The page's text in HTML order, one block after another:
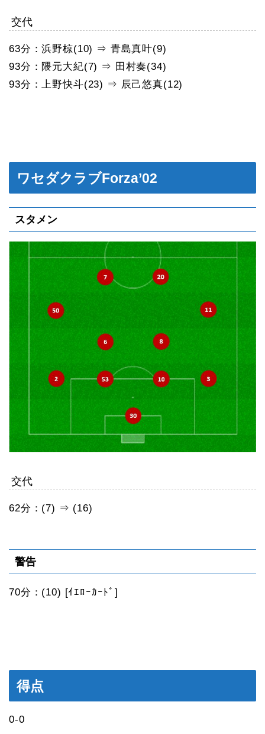
交代
63分：浜野椋(10) ⇒ 青島真叶(9)
93分：隈元大紀(7) ⇒ 田村奏(34)
93分：上野快斗(23) ⇒ 辰己悠真(12)
ワセダクラブForza’02
スタメン
交代
62分：(7) ⇒ (16)
警告
70分：(10) [ｲｴﾛｰｶｰﾄﾞ]
得点
0-0